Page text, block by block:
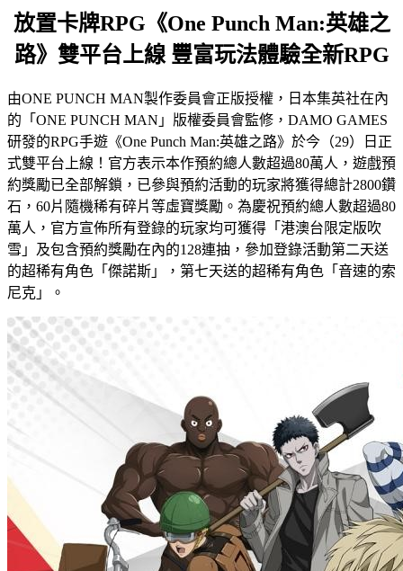
放置卡牌RPG《One Punch Man:英雄之
路》雙平台上線 豐富玩法體驗全新RPG
由ONE PUNCH MAN製作委員會正版授權，日本集英社在內
的「ONE PUNCH MAN」版權委員會監修，DAMO GAMES
研發的RPG手遊《One Punch Man:英雄之路》於今（29）日正
式雙平台上線！官方表示本作預約總人數超過80萬人，遊戲預
約獎勵已全部解鎖，已參與預約活動的玩家將獲得總計2800鑽
石，60片隨機稀有碎片等虛寶獎勵。為慶祝預約總人數超過80
萬人，官方宣佈所有登錄的玩家均可獲得「港澳台限定版吹
雪」及包含預約獎勵在內的128連抽，參加登錄活動第二天送
的超稀有角色「傑諾斯」，第七天送的超稀有角色「音速的索
尼克」。